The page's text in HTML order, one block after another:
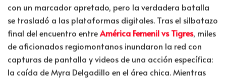
con un marcador apretado, pero la verdadera batalla
se trasladó a las plataformas digitales. Tras el silbatazo
final del encuentro entreAmérica Femenil vs Tigres, miles
de aficionados regiomontanos inundaron la red con
capturas de pantalla y videos de una acción específica:
la caída de Myra Delgadillo en el área chica. Mientras